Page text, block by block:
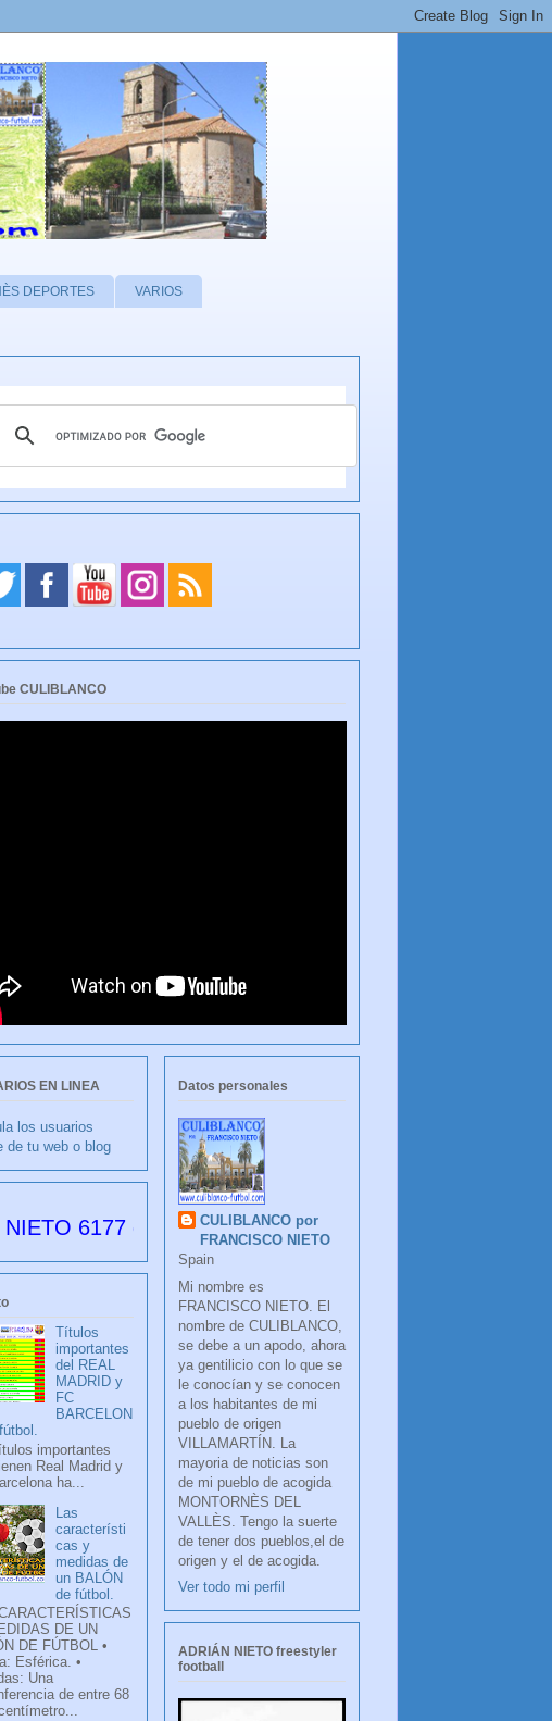
DEPORTES VARIOS
CULIBLANCO
EN LINEA
los usuarios
de tu web o blog
días desde su creación
Títulos
importantes
del REAL
MADRID y
FC
BARCELON
importantes
Real Madrid y
ha...
Las
característi
cas y
medidas de
un BALÓN
de fútbol.
DE UN
DE FÚTBOL •
Esférica. •
Una
de entre 68
Datos personales
CULIBLANCO por
FRANCISCO NIETO
Spain
Mi nombre es
FRANCISCO NIETO. El
nombre de CULIBLANCO,
se debe a un apodo, ahora
ya gentilicio con lo que se
le conocían y se conocen
a los habitantes de mi
pueblo de origen
VILLAMARTÍN. La
mayoria de noticias son
de mi pueblo de acogida
MONTORNÈS DEL
VALLÈS. Tengo la suerte
de tener dos pueblos,el de
origen y el de acogida.
Ver todo mi perfil
ADRIÁN NIETO freestyler
football